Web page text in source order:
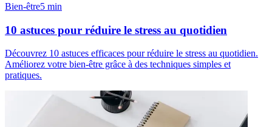
Bien-être5 min
10 astuces pour réduire le stress au quotidien
Découvrez 10 astuces efficaces pour réduire le stress au quotidien.
Améliorez votre bien-être grâce à des techniques simples et
pratiques.